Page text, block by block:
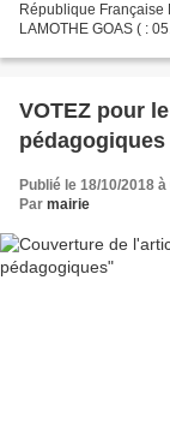
République Française
LAMOTHE GOAS ( :
VOTEZ pour
pédagogiques
Publié le 18/10/2018
Par mairie